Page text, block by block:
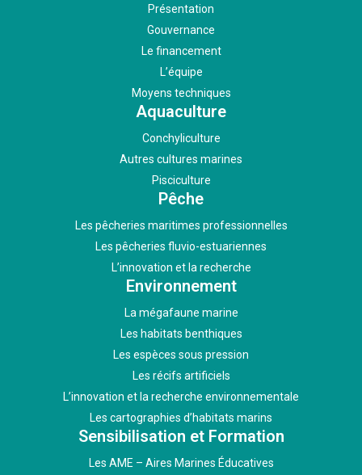
Présentation
Gouvernance
Le financement
L’équipe
Moyens techniques
Aquaculture
Conchyliculture
Autres cultures marines
Pisciculture
Pêche
Les pêcheries maritimes professionnelles
Les pêcheries fluvio-estuariennes
L’innovation et la recherche
Environnement
La mégafaune marine
Les habitats benthiques
Les espèces sous pression
Les récifs artificiels
L’innovation et la recherche environnementale
Les cartographies d’habitats marins
Sensibilisation et Formation
Les AME – Aires Marines Éducatives